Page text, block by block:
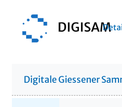
Digitale Giessener